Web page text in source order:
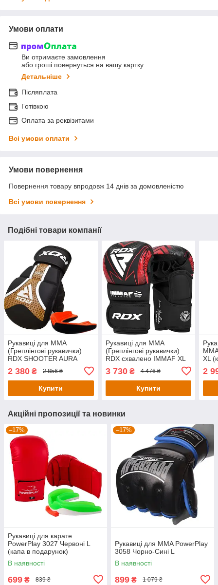
Умови оплати
Ви отримаєте замовлення
або гроші повернуться на вашу картку
Детальніше
Післяплата
Готівкою
Оплата за реквізитами
Всі умови оплати
Умови повернення
Повернення товару впродовж 14 днів за домовленістю
Всі умови повернення
Подібні товари компанії
Рукавиці для ММА
(Греплінгові рукавички)
RDX SHOOTER AURA
PLUS T-17 Black Golden L
капа у комплекті
2 380 ₴ 2 856 ₴
Купити
Рукавиці для ММА
(Греплінгові рукавички)
RDX схвалено IMMAF XL
3 730₴ 4 476 ₴
Купити
ММА
XL
2
Акційні пропозиції та новинки
–17%
Рукавиці для карате
PowerPlay 3027 Червоні L
(капа в подарунок)
В наявності
699 ₴ 839 ₴
–17%
Рукавиці для MMA PowerPlay
3058 Чорно-Сині L
В наявності
899 ₴ 1 079 ₴